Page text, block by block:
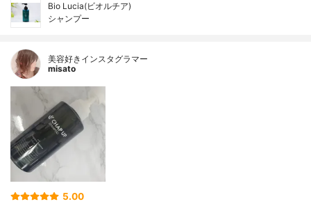
Bio Lucia(ビオルチア)
シャンプー
美容好きインスタグラマー
misato
5.00